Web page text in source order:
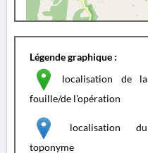
Légende graphique :
localisation de la
fouille/de l'opération
localisation du
toponyme